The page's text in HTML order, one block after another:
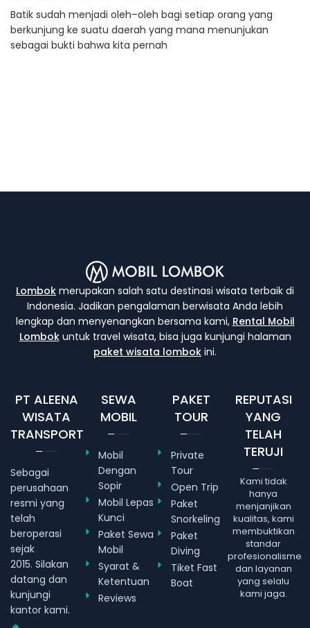
Batik sudah menjadi oleh–oleh bagi setiap orang yang
berkunjung ke suatu daerah yang mana menunjukan
sebagai bukti bahwa kita pernah
Lombok merupakan salah satu destinasi wisata terbaik di
Indonesia. Jadikan pengalaman berwisata Anda lebih
lengkap dan menyenangkan bersama kami, Rental Mobil
Lombokuntuk travel wisata, bisa juga kunjungi halaman
paket wisata lombok ini.
PT ALEENA
WISATA
TRANSPORT
Sebagai
perusahaan
resmi yang
telah
beroperasi
sejak
2015. Silakan
datang dan
kunjungi
kantor kami.
SEWA
MOBIL
Mobil
Dengan
Sopir
Mobil Lepas
Kunci
Paket Sewa
Mobil
Syarat &
Ketentuan
Reviews
PAKET
TOUR
Private
Tour
Open Trip
Paket
Snorkeling
Paket
Diving
Tiket Fast
Boat
REPUTASI
YANG
TELAH
TERUJI
Kami tidak
hanya
menjanjikan
kualitas, kami
membuktikan
standar
profesionalisme
dan layanan
yang selalu
kami jaga.